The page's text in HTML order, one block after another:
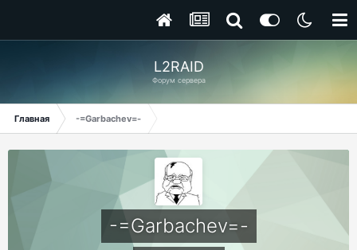
L2RAID
Форум сервера
Главная -=Garbachev=-
-=Garbachev=-